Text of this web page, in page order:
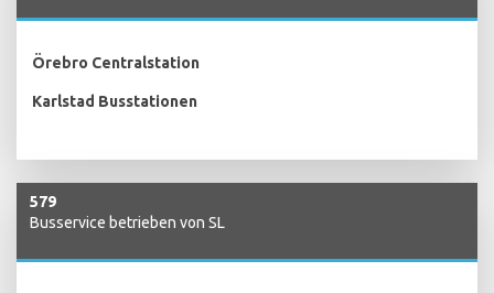
Örebro Centralstation
Karlstad Busstationen
579
Busservice betrieben von SL